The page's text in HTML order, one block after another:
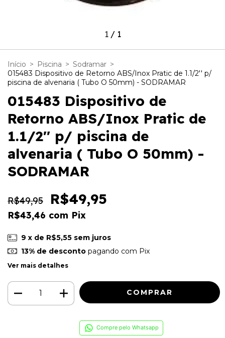
1/ 1
Início > Piscina > Sodramar >
015483 Dispositivo de Retorno ABS/Inox Pratic de 1.1/2'' p/
piscina de alvenaria ( Tubo O 50mm) - SODRAMAR
015483 Dispositivo de
Retorno ABS/Inox Pratic de
1.1/2'' p/ piscina de
alvenaria ( Tubo O 50mm) -
SODRAMAR
R$49,95 R$49,95
R$43,46 com Pix
9 x de R$5,55 sem juros
13% de descontopagando com Pix
Ver mais detalhes
Compre pelo Whatsapp